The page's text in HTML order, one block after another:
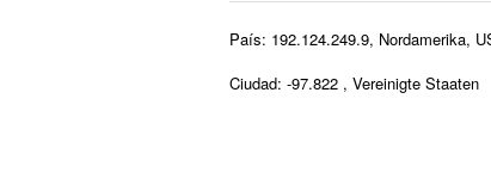
País: 192.124.249.9, Nordamerika,
Ciudad: -97.822 , Vereinigte Staaten